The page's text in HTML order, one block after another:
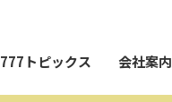
777トピックス 会社案内